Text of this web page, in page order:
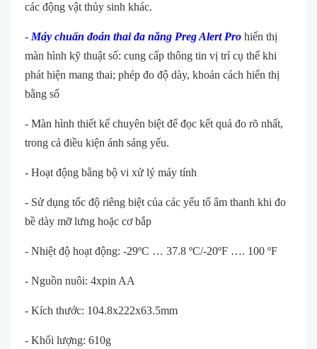
các động vật thủy sinh khác.
- Máy chuẩn đoán thai đa năng Preg Alert Pro hiển thị
màn hình kỹ thuật số: cung cấp thông tin vị trí cụ thể khi
phát hiện mang thai; phép đo độ dày, khoản cách hiển thị
bằng số
- Màn hình thiết kế chuyên biệt để đọc kết quả đo rõ nhất,
trong cả điều kiện ánh sáng yếu.
- Hoạt động bằng bộ vi xử lý máy tính
- Sử dụng tốc độ riêng biệt của các yếu tố âm thanh khi đo
bề dày mỡ lưng hoặc cơ bắp
- Nhiệt độ hoạt động: -29ºC … 37.8 ºC/-20ºF …. 100 ºF
- Nguồn nuôi: 4xpin AA
- Kích thước: 104.8x222x63.5mm
- Khối lượng: 610g